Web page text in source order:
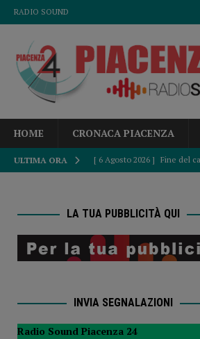
RADIO SOUND
HOME CRONACA PIACENZA
ULTIMA ORA [ 6 Agosto 2026 ]
[ 6 Agosto 2026 ] Crisi
[ 6 Agosto 2026 ] Droga
[ 6 Agosto 2026 ] Scoperto
CRONACA PIACENZA
LA TUA PUBBLICITÀ QUI
INVIA SEGNALAZIONI
Radio Sound Piacenza 24